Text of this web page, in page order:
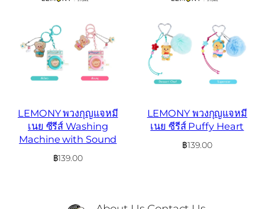
LEMONY พวงกุญแจหมี
เนย ซีรีส์ Washing
Machine with Sound
฿139.00
LEMONY พวงกุญแจหมี
เนย ซีรีส์ Puffy Heart
฿139.00